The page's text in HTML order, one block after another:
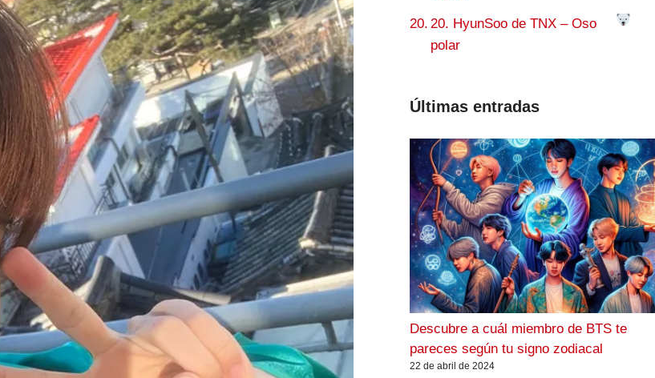
20. HyunSoo de TNX – Oso
polar
Últimas entradas
Descubre a cuál miembro de BTS te
pareces según tu signo zodiacal
22 de abril de 2024